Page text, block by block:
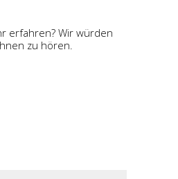
erfahren? Wir würden
zu hören.